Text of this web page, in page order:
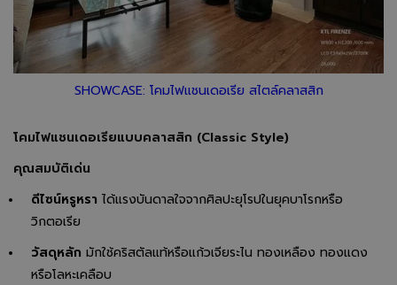
SHOWCASE: โคมไฟแชนเดอเรีย สไตล์คลาสสิก
โคมไฟแชนเดอเรียแบบคลาสสิก (Classic Style)
คุณสมบัติเด่น
ดีไซน์หรูหรา ได้แรงบันดาลใจจากศิลปะยุโรปในยุคบาโรกหรือ
วิกตอเรีย
วัสดุหลัก มักใช้คริสตัลแท้หรือแก้วเจียระไน ทองเหลือง ทองแดง
หรือโลหะเคลือบ